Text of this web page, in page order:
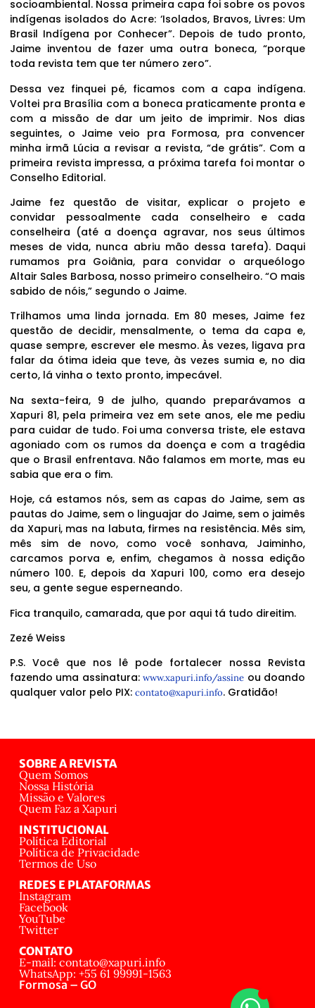
socioambiental. Nossa primeira capa foi sobre os povos
indígenas isolados do Acre: ‘Isolados, Bravos, Livres: Um
Brasil Indígena por Conhecer”. Depois de tudo pronto,
Jaime inventou de fazer uma outra boneca, “porque
toda revista tem que ter número zero”.
Dessa vez finquei pé, ficamos com a capa indígena.
Voltei pra Brasília com a boneca praticamente pronta e
com a missão de dar um jeito de imprimir. Nos dias
seguintes, o Jaime veio pra Formosa, pra convencer
minha irmã Lúcia a revisar a revista, “de grátis”. Com a
primeira revista impressa, a próxima tarefa foi montar o
Conselho Editorial.
Jaime fez questão de visitar, explicar o projeto e
convidar pessoalmente cada conselheiro e cada
conselheira (até a doença agravar, nos seus últimos
meses de vida, nunca abriu mão dessa tarefa). Daqui
rumamos pra Goiânia, para convidar o arqueólogo
Altair Sales Barbosa, nosso primeiro conselheiro. “O mais
sabido de nóis,” segundo o Jaime.
Trilhamos uma linda jornada. Em 80 meses, Jaime fez
questão de decidir, mensalmente, o tema da capa e,
quase sempre, escrever ele mesmo. Às vezes, ligava pra
falar da ótima ideia que teve, às vezes sumia e, no dia
certo, lá vinha o texto pronto, impecável.
Na sexta-feira, 9 de julho, quando preparávamos a
Xapuri 81, pela primeira vez em sete anos, ele me pediu
para cuidar de tudo. Foi uma conversa triste, ele estava
agoniado com os rumos da doença e com a tragédia
que o Brasil enfrentava. Não falamos em morte, mas eu
sabia que era o fim.
Hoje, cá estamos nós, sem as capas do Jaime, sem as
pautas do Jaime, sem o linguajar do Jaime, sem o jaimês
da Xapuri, mas na labuta, firmes na resistência. Mês sim,
mês sim de novo, como você sonhava, Jaiminho,
carcamos porva e, enfim, chegamos à nossa edição
número 100. E, depois da Xapuri 100, como era desejo
seu, a gente segue esperneando.
Fica tranquilo, camarada, que por aqui tá tudo direitim.
Zezé Weiss
P.S. Você que nos lê pode fortalecer nossa Revista
fazendo uma assinatura:www.xapuri.info/assine ou doando
qualquer valor pelo PIX: contato@xapuri.info. Gratidão!
SOBRE A REVISTA
Quem Somos
Nossa História
Missão e Valores
Quem Faz a Xapuri
INSTITUCIONAL
Política Editorial
Política de Privacidade
Termos de Uso
REDES E PLATAFORMAS
Instagram
Facebook
YouTube
Twitter
CONTATO
E-mail: contato@xapuri.info
WhatsApp: +55 61 99991-1563
Formosa – GO